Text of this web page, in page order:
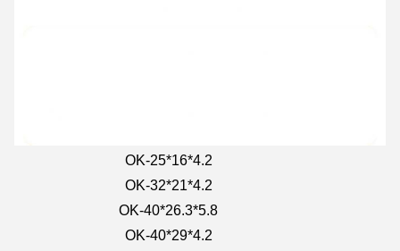
OK-25*16*4.2
OK-32*21*4.2
OK-40*26.3*5.8
OK-40*29*4.2